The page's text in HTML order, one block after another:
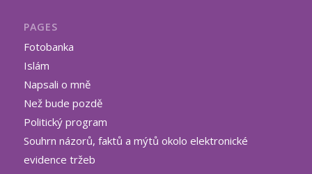
PAGES
Fotobanka
Islám
Napsali o mně
Než bude pozdě
Politický program
Souhrn názorů, faktů a mýtů okolo elektronické
evidence tržeb